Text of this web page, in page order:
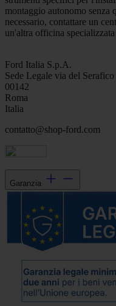
montaggio autonomo senza
necessario, contattare un
un'altra officina
Ford Italia S.p.A.
Sede Legale via del Serafico
00142
Roma
Italia
contatto@shop-ford.com
Garanzia